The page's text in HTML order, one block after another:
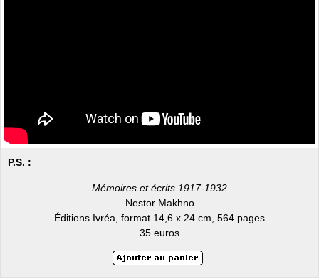
P.S. :
Mémoires et écrits 1917-1932
Nestor Makhno
Éditions Ivréa, format 14,6 x 24 cm, 564 pages
35 euros